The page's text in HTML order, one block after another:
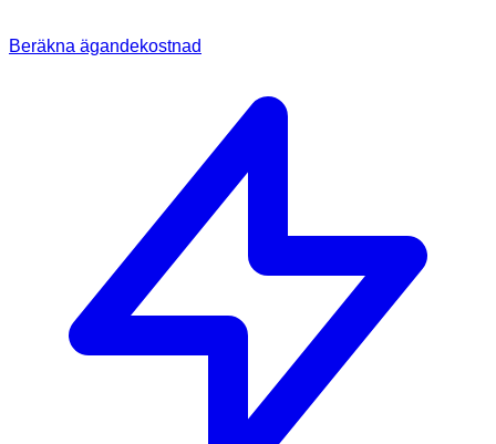
Beräkna ägandekostnad